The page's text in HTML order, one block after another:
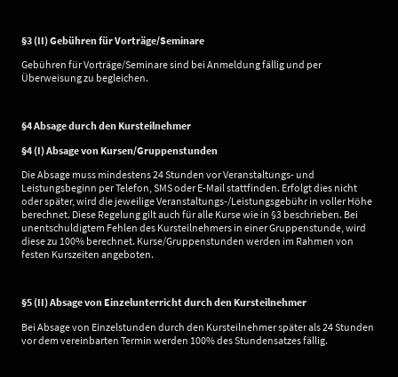
§3 (II) Gebühren für Vorträge/Seminare
Gebühren für Vorträge/Seminare sind bei Anmeldung fällig und per
Überweisung zu begleichen.
§4 Absage durch den Kursteilnehmer
§4 (I) Absage von Kursen/Gruppenstunden
Die Absage muss mindestens 24 Stunden vor Veranstaltungs- und
Leistungsbeginn per Telefon, SMS oder E-Mail stattfinden. Erfolgt dies nicht
oder später, wird die jeweilige Veranstaltungs-/Leistungsgebühr in voller Höhe
berechnet. Diese Regelung gilt auch für alle Kurse wie in §3 beschrieben. Bei
unentschuldigtem Fehlen des Kursteilnehmers in einer Gruppenstunde, wird
diese zu 100% berechnet. Kurse/Gruppenstunden werden im Rahmen von
festen Kurszeiten angeboten.
§5 (II) Absage von Einzelunterricht durch den Kursteilnehmer
Bei Absage von Einzelstunden durch den Kursteilnehmer später als 24 Stunden
vor dem vereinbarten Termin werden 100% des Stundensatzes fällig.